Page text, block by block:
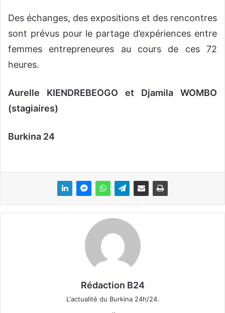
Des échanges, des expositions et des rencontres
sont prévus pour le partage d’expériences entre
femmes entrepreneures au cours de ces 72
heures.
Aurelle KIENDREBEOGO et Djamila WOMBO
(stagiaires)
Burkina 24
Rédaction B24
L'actualité du Burkina 24h/24.